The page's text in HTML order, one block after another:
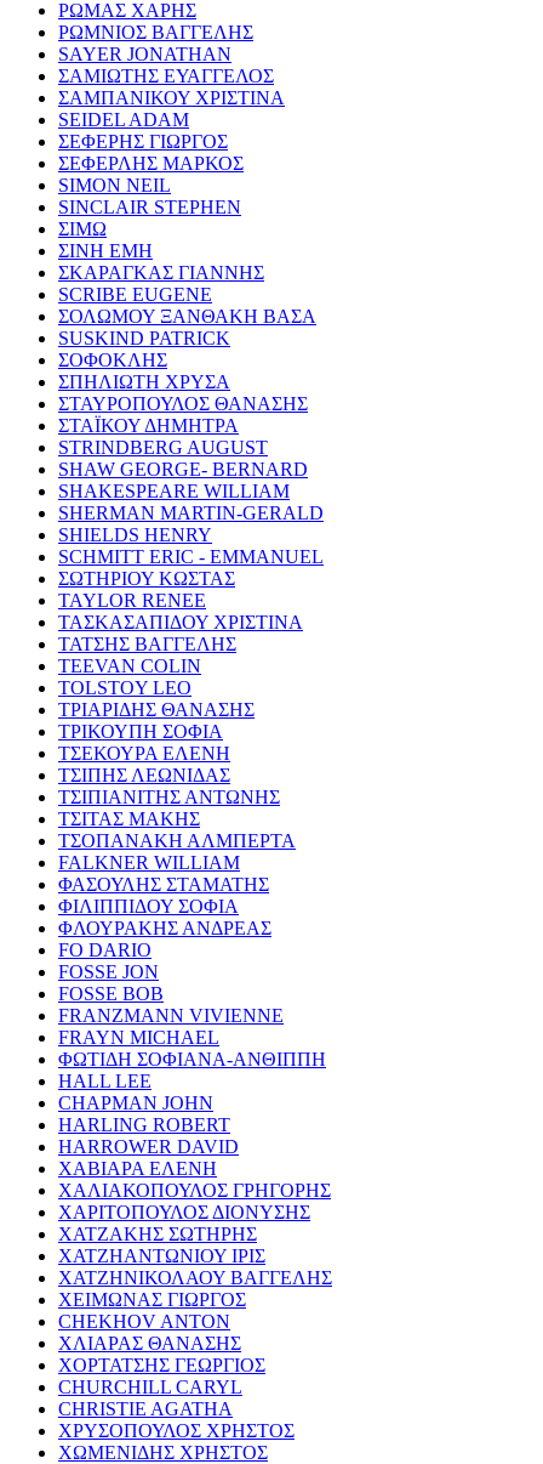
ΡΩΜΑΣ ΧΑΡΗΣ
ΡΩΜΝΙΟΣ ΒΑΓΓΕΛΗΣ
SAYER JONATHAN
ΣΑΜΙΩΤΗΣ ΕΥΑΓΓΕΛΟΣ
ΣΑΜΠΑΝΙΚΟΥ ΧΡΙΣΤΙΝΑ
SEIDEL ADAM
ΣΕΦΕΡΗΣ ΓΙΩΡΓΟΣ
ΣΕΦΕΡΛΗΣ ΜΑΡΚΟΣ
SIMON NEIL
SINCLAIR STEPHEN
ΣΙΜΩ
ΣΙΝΗ ΕΜΗ
ΣΚΑΡΑΓΚΑΣ ΓΙΑΝΝΗΣ
SCRIBE EUGENE
ΣΟΛΩΜΟΥ ΞΑΝΘΑΚΗ ΒΑΣΑ
SUSKIND PATRICK
ΣΟΦΟΚΛΗΣ
ΣΠΗΛΙΩΤΗ ΧΡΥΣΑ
ΣΤΑΥΡΟΠΟΥΛΟΣ ΘΑΝΑΣΗΣ
ΣΤΑΪΚΟΥ ΔΗΜΗΤΡΑ
STRINDBERG AUGUST
SHAW GEORGE- BERNARD
SHAKESPEARE WILLIAM
SHERMAN MARTIN-GERALD
SHIELDS HENRY
SCHMITT ERIC - EMMANUEL
ΣΩΤΗΡΙΟΥ ΚΩΣΤΑΣ
TAYLOR RENEE
ΤΑΣΚΑΣΑΠΙΔΟΥ ΧΡΙΣΤΙΝΑ
ΤΑΤΣΗΣ ΒΑΓΓΕΛΗΣ
TEEVAN COLIN
TOLSTOY LEO
ΤΡΙΑΡΙΔΗΣ ΘΑΝΑΣΗΣ
ΤΡΙΚΟΥΠΗ ΣΟΦΙΑ
ΤΣΕΚΟΥΡΑ ΕΛΕΝΗ
ΤΣΙΠΗΣ ΛΕΩΝΙΔΑΣ
ΤΣΙΠΙΑΝΙΤΗΣ ΑΝΤΩΝΗΣ
ΤΣΙΤΑΣ ΜΑΚΗΣ
ΤΣΟΠΑΝΑΚΗ ΑΛΜΠΕΡΤΑ
FALKNER WILLIAM
ΦΑΣΟΥΛΗΣ ΣΤΑΜΑΤΗΣ
ΦΙΛΙΠΠΙΔΟΥ ΣΟΦΙΑ
ΦΛΟΥΡΑΚΗΣ ΑΝΔΡΕΑΣ
FO DARIO
FOSSE JON
FOSSE BOB
FRANZMANN VIVIENNE
FRAYN MICHAEL
ΦΩΤΙΔΗ ΣΟΦΙΑΝΑ-ΑΝΘΙΠΠΗ
HALL LEE
CHAPMAN JOHN
HARLING ROBERT
HARROWER DAVID
ΧΑΒΙΑΡΑ ΕΛΕΝΗ
ΧΑΛΙΑΚΟΠΟΥΛΟΣ ΓΡΗΓΟΡΗΣ
ΧΑΡΙΤΟΠΟΥΛΟΣ ΔΙΟΝΥΣΗΣ
ΧΑΤΖΑΚΗΣ ΣΩΤΗΡΗΣ
ΧΑΤΖΗΑΝΤΩΝΙΟΥ ΙΡΙΣ
ΧΑΤΖΗΝΙΚΟΛΑΟΥ ΒΑΓΓΕΛΗΣ
ΧΕΙΜΩΝΑΣ ΓΙΩΡΓΟΣ
CHEKHOV ANTON
ΧΛΙΑΡΑΣ ΘΑΝΑΣΗΣ
ΧΟΡΤΑΤΣΗΣ ΓΕΩΡΓΙΟΣ
CHURCHILL CARYL
CHRISTIE AGATHA
ΧΡΥΣΟΠΟΥΛΟΣ ΧΡΗΣΤΟΣ
ΧΩΜΕΝΙΔΗΣ ΧΡΗΣΤΟΣ